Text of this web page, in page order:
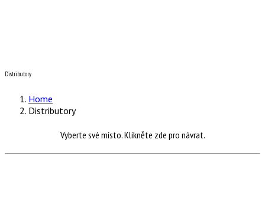
Distributory
Home
Distributory
Vyberte své místo. Klikněte zde pro návrat.